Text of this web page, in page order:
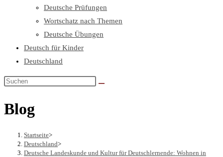
Deutsche Prüfungen
Wortschatz nach Themen
Deutsche Übungen
Deutsch für Kinder
Deutschland
Blog
Startseite>
Deutschland>
Deutsche Landeskunde und Kultur für Deutschlernende: Wohnen in